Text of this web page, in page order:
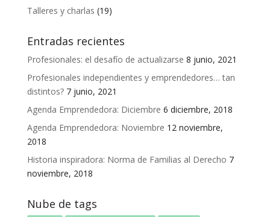
Talleres y charlas (19)
Entradas recientes
Profesionales: el desafío de actualizarse 8 junio, 2021
Profesionales independientes y emprendedores… tan
distintos? 7 junio, 2021
Agenda Emprendedora: Diciembre 6 diciembre, 2018
Agenda Emprendedora: Noviembre 12 noviembre,
2018
Historia inspiradora: Norma de Familias al Derecho 7
noviembre, 2018
Nube de tags